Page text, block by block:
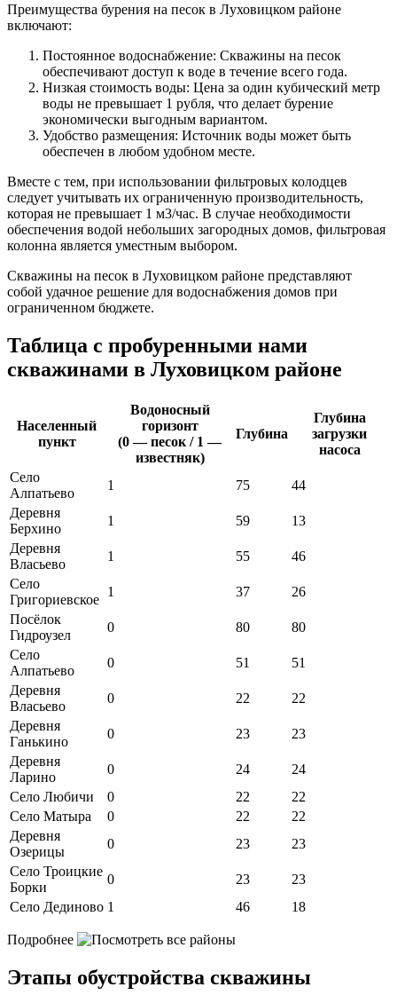
Преимущества бурения на песок в Луховицком районе
включают:
Постоянное водоснабжение: Скважины на песок
обеспечивают доступ к воде в течение всего года.
Низкая стоимость воды: Цена за один кубический метр
воды не превышает 1 рубля, что делает бурение
экономически выгодным вариантом.
Удобство размещения: Источник воды может быть
обеспечен в любом удобном месте.
Вместе с тем, при использовании фильтровых колодцев
следует учитывать их ограниченную производительность,
которая не превышает 1 м3/час. В случае необходимости
обеспечения водой небольших загородных домов, фильтровая
колонна является уместным выбором.
Скважины на песок в Луховицком районе представляют
собой удачное решение для водоснабжения домов при
ограниченном бюджете.
Таблица с пробуренными нами
скважинами в Луховицком районе
Населенный
пункт
Водоносный
горизонт
(0 — песок / 1 —
известняк)
Глубина
Глубина
загрузки
насоса
Село
Алпатьево
1 75
44
Деревня
Берхино
1 59
13
Деревня
Власьево
1 55
46
Село
Григориевское
1 37
26
Посёлок
Гидроузел
0 80
80
Село
Алпатьево
0 51
51
Деревня
Власьево
0 22
22
Деревня
Ганькино
0 23
23
Деревня
Ларино
0 24
24
Село Любичи
0 22
22
Село Матыра
0 22
22
Деревня
Озерицы
0 23
23
Село Троицкие
Борки
0 23
23
Село Дединово 1 46 18
Подробнее
Этапы обустройства скважины